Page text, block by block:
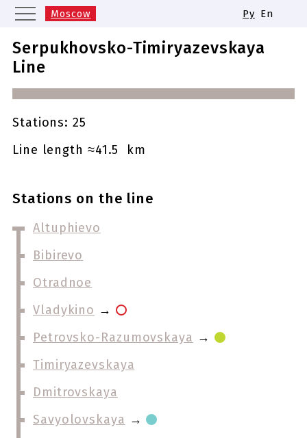
Moscow
Kazan
Nizhny Novgorod
Same names of metro stations
Ру En
Serpukhovsko-Timiryazevskaya
Line
Stations: 25
Line length ≈41.5 km
Stations on the line
Altuphievo
Bibirevo
Otradnoe
Vladykino →
Petrovsko-Razumovskaya →
Timiryazevskaya
Dmitrovskaya
Savyolovskaya →